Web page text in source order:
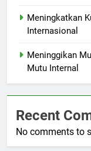
Meningkatkan
Internasional
Meninggikan
Mutu Internal
Recent
No comments to